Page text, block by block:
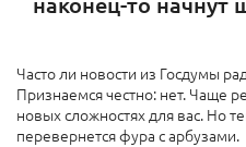
Часто ли новости из Госдумы
Признаемся честно: нет. Чаще
новых сложностях для вас. Но
перевернется фура с арбузами.